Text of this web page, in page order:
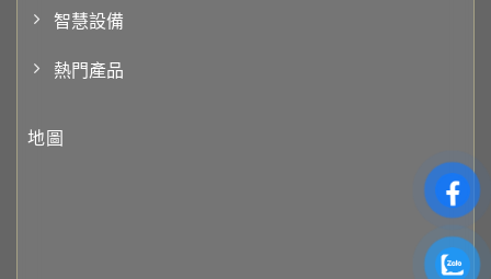
智慧設備
熱門產品
地圖